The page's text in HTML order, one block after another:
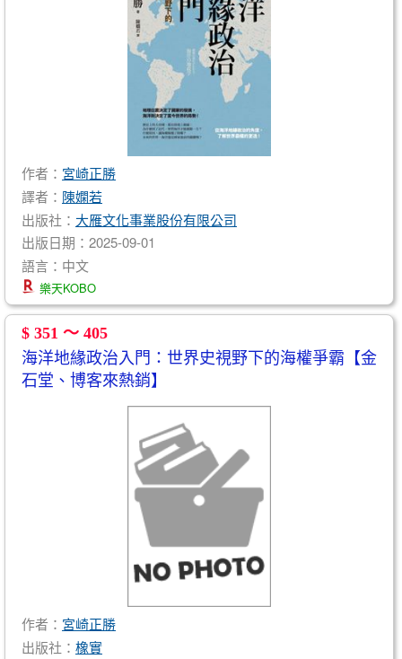
作者： 宮崎正勝
譯者： 陳嫻若
出版社： 大雁文化事業股份有限公司
出版日期：2025-09-01
語言：中文
樂天KOBO
$ 351 ～ 405
海洋地緣政治入門：世界史視野下的海權爭霸【金
石堂、博客來熱銷】
作者： 宮崎正勝
出版社： 橡實